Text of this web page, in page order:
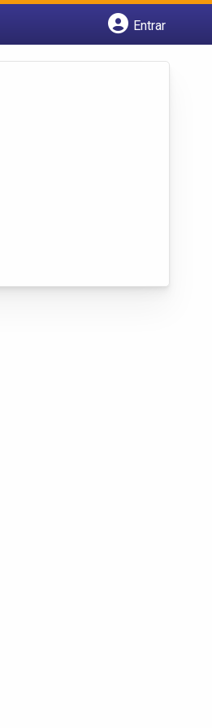
Entrar